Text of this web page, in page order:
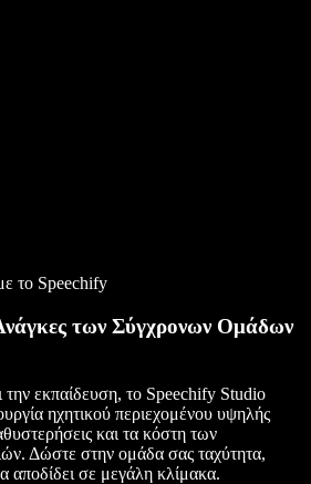
το Speechify
των Σύγχρονων Ομάδων
την εκπαίδευση, το Speechify Studio
ηχητικού περιεχομένου υψηλής
και τα κόστη των
Δώστε στην ομάδα σας ταχύτητα,
αποδίδει σε μεγάλη κλίμακα.